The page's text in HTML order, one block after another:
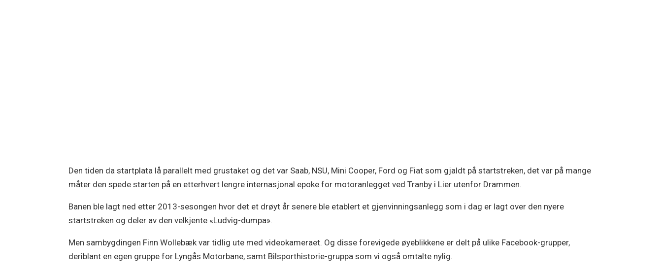
Den tiden da startplata lå parallelt med grustaket og det var Saab, NSU, Mini Cooper, Ford og Fiat som gjaldt på startstreken, det var på mange
måter den spede starten på en etterhvert lengre internasjonal epoke for motoranlegget ved Tranby i Lier utenfor Drammen.
Banen ble lagt ned etter 2013-sesongen hvor det et drøyt år senere ble etablert et gjenvinningsanlegg som i dag er lagt over den nyere
startstreken og deler av den velkjente «Ludvig-dumpa».
Men sambygdingen Finn Wollebæk var tidlig ute med videokameraet. Og disse forevigede øyeblikkene er delt på ulike Facebook-grupper,
deriblant en egen gruppe for Lyngås Motorbane, samt Bilsporthistorie-gruppa som vi også omtalte nylig.